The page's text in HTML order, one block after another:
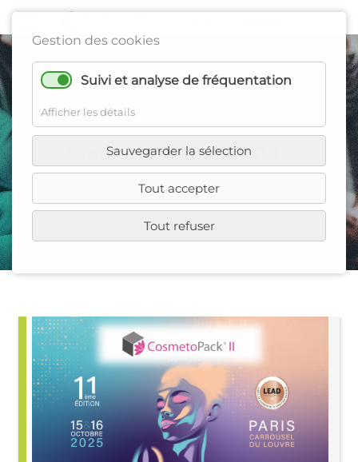
Gestion des cookies
Suivi et analyse de fréquentation
Afficher les détails
Sauvegarder la sélection
Tout accepter
Tout refuser
Cosmetic 360°